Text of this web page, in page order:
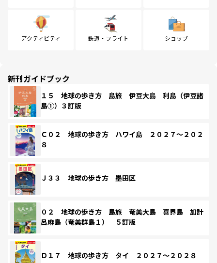
アクティビティ 鉄道・フライト ショップ
新刊ガイドブック
１５ 地球の歩き方 島旅 伊豆大島 利島（伊豆諸
島①）３訂版
Ｃ０２ 地球の歩き方 ハワイ島 ２０２７～２０２
８
Ｊ３３ 地球の歩き方 墨田区
０２ 地球の歩き方 島旅 奄美大島 喜界島 加計
呂麻島（奄美群島１） ５訂版
Ｄ１７ 地球の歩き方 タイ ２０２７～２０２８